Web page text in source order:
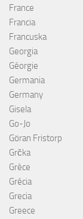
France
Francia
Francuska
Georgia
Géorgie
Germania
Germany
Gisela
Go-Jo
Göran Fristorp
Grčka
Grèce
Grécia
Grecia
Greece